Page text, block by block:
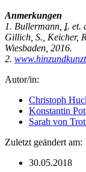
Anmerkungen
1. Bullermann, I. et.
Gillich, S., Keicher,
Wiesbaden, 2016.
2.
Autor/in:
Christoph
Konstantin
Sarah von
Zuletzt geändert am:
30.05.2018